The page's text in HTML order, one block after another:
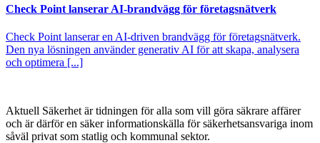
Check Point lanserar AI-brandvägg för företagsnätverk
Check Point lanserar en AI-driven brandvägg för företagsnätverk.
Den nya lösningen använder generativ AI för att skapa, analysera
och optimera [...]
Aktuell Säkerhet är tidningen för alla som vill göra säkrare affärer
och är därför en säker informationskälla för säkerhets­ansvariga inom
såväl privat som statlig och kommunal sektor.